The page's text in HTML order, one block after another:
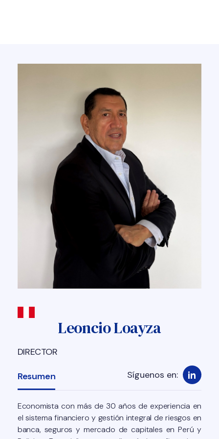
Leoncio Loayza
DIRECTOR
Resumen Síguenos en:
Economista con más de 30 años de experiencia en
el sistema financiero y gestión integral de riesgos en
banca, seguros y mercado de capitales en Perú y